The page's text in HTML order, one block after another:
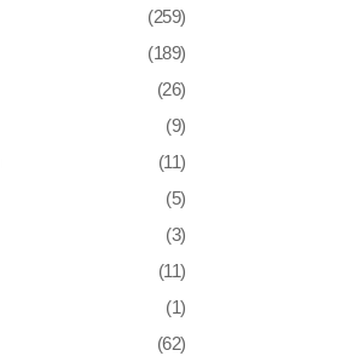
(259)
(189)
(26)
(9)
(11)
(5)
(3)
(11)
(1)
(62)